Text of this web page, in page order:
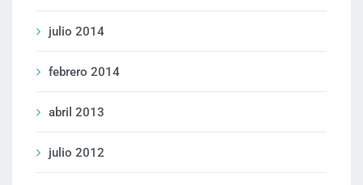
julio 2014
febrero 2014
abril 2013
julio 2012